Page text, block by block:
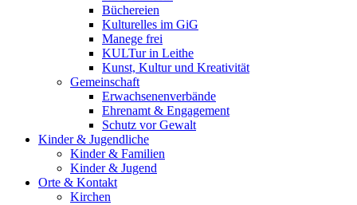
Büchereien
Kulturelles im GiG
Manege frei
KULTur in Leithe
Kunst, Kultur und Kreativität
Gemeinschaft
Erwachsenenverbände
Ehrenamt & Engagement
Schutz vor Gewalt
Kinder & Jugendliche
Kinder & Familien
Kinder & Jugend
Orte & Kontakt
Kirchen